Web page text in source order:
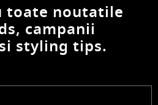
toate noutatile
campanii
styling tips.